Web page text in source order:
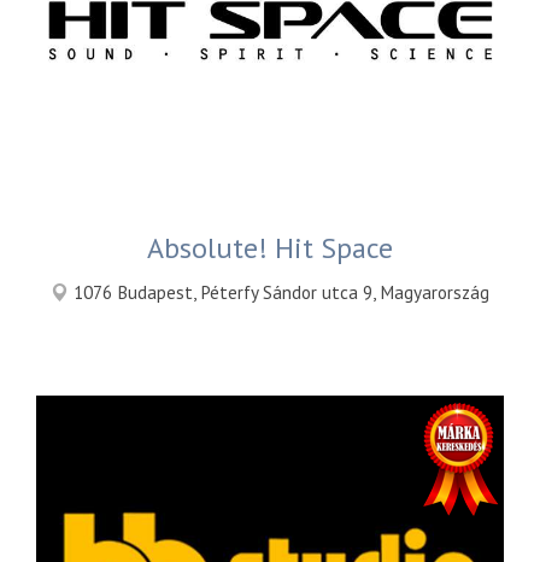
Absolute! Hit Space
1076 Budapest, Péterfy Sándor utca 9, Magyarország